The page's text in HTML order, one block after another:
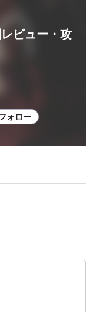
ビュー・攻
ォロー